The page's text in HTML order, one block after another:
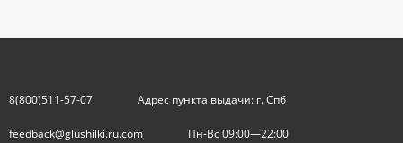
8(800)511-57-07 Адрес пункта выдачи: г. Спб
feedback@glushilki.ru.com Пн-Вс 09:00—22:00